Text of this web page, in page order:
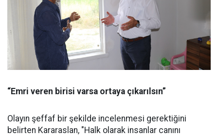
“Emri veren birisi varsa ortaya çıkarılsın”
Olayın şeffaf bir şekilde incelenmesi gerektiğini
belirten Kararaslan, "Halk olarak insanlar canını